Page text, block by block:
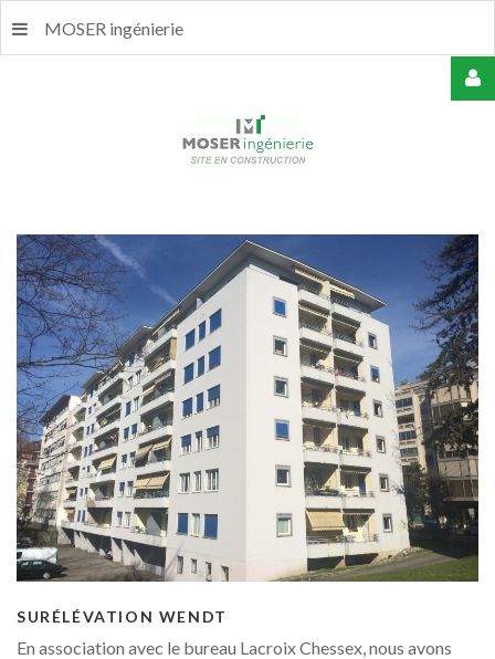
MOSER ingénierie
SURÉLÉVATION WENDT
En association avec le bureau Lacroix Chessex, nous avons
PASSE
REMEMBER
ME
your